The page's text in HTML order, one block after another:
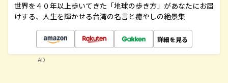
世界を４０年以上歩いてきた「地球の歩き方」があなたにお届
けする、人生を輝かせる台湾の名言と癒やしの絶景集
詳細を見る
AD